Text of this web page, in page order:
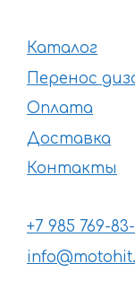
Каталог
Перенос
Оплата
Доставка
Контакты
+7 985 769-